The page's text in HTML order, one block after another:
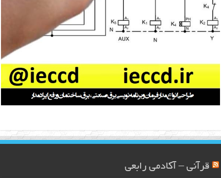
قرآنی – آکادمی رابعی